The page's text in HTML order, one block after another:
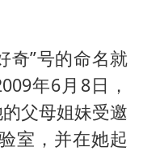
奇”号的命名就
年6月8日，
父母姐妹受邀
室，并在她起